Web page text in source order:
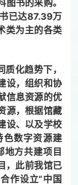
书的采购。
已达87.39万
类为主的各类
化趋势下，
设，组织和协
信息资源的优
源，根据馆藏
设、以及学校
色数字资源建
方共建项目
，此前我馆已
作设立“中国